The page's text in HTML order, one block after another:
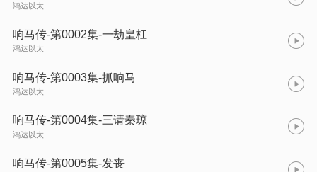
鸿达以太
响马传-第0002集-一劫皇杠
鸿达以太
响马传-第0003集-抓响马
鸿达以太
响马传-第0004集-三请秦琼
鸿达以太
响马传-第0005集-发丧